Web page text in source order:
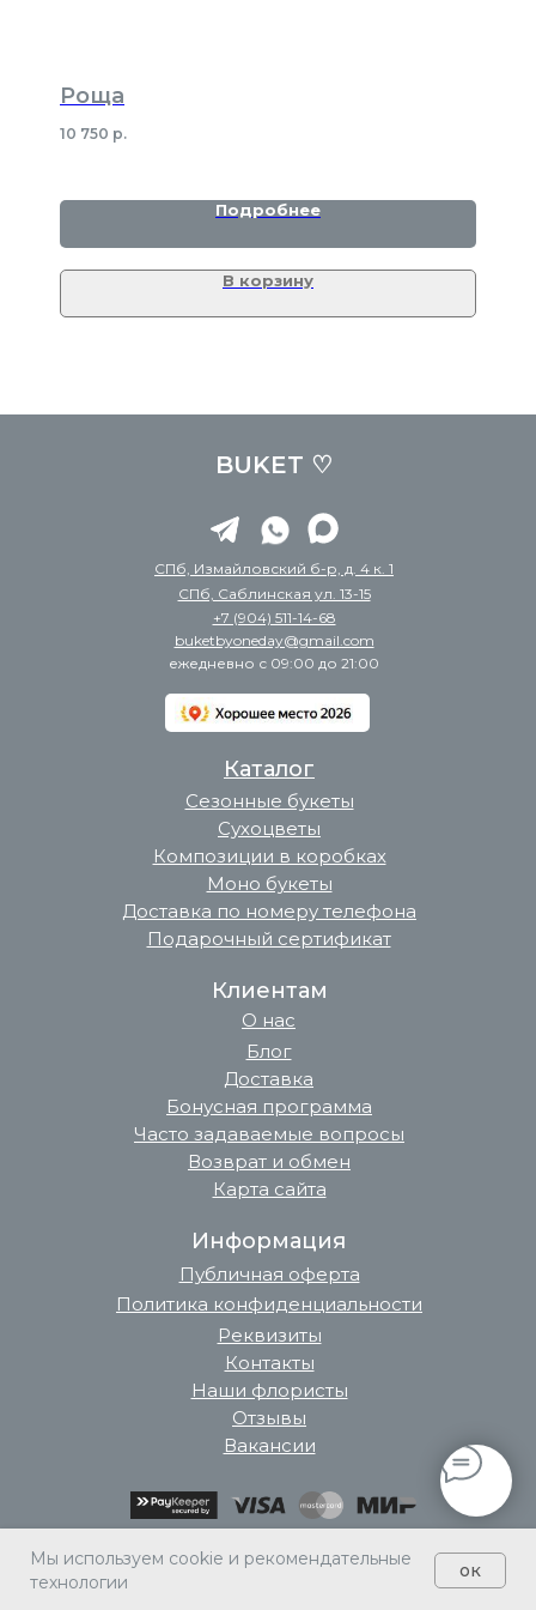
Главная Избранное
Роща
10 750 р.
Подробнее
В корзину
BUKET ♡
Каталог
Сезонные букеты
Информация
О нас
+7 (904) 511-14-68
buketbyoneday@gmail.com
ежедневно с 09:00 до 21:00
Доставка
Часто задаваемые вопросы
Публичная оферта
Реквизиты
Политика конфиденциальности
Сухоцветы
Композиции в коробках
Блог
СПб, Измайловский б-р, д. 4 к. 1
СПб, Саблинская ул. 13-15
Клиентам
Наши флористы
Вакансии
Отзывы
Контакты
Доставка по номеру телефона
Подарочный сертификат
Моно букеты
Бонусная программа
Карта сайта
Возврат и обмен
Мы используем cookie и рекомендательные
технологии
ок